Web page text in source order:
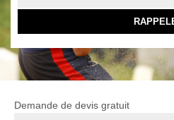
Demande de devis gratuit